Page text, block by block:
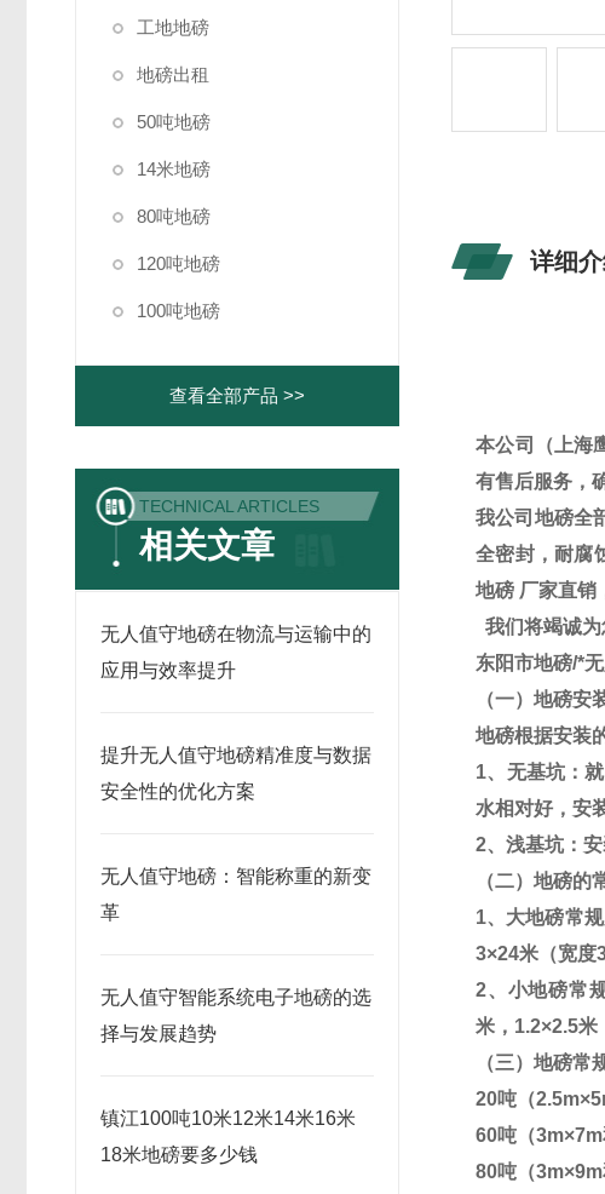
工地地磅
地磅出租
50吨地磅
14米地磅
80吨地磅
120吨地磅
100吨地磅
查看全部产品 >>
TECHNICAL ARTICLES
相关文章
无人值守地磅在物流与运输中的
应用与效率提升
提升无人值守地磅精准度与数据
安全性的优化方案
无人值守地磅：智能称重的新变
革
无人值守智能系统电子地磅的选
择与发展趋势
镇江100吨10米12米14米16米
18米地磅要多少钱
详细
本公司（上海
有售后服务，
我公司地磅全
全密封，耐腐
地磅 厂家直销
我们将竭诚为
东阳市地磅/*
（一）地磅安
地磅根据安装
1、无基坑：
水相对好，安
2、浅基坑：
（二）地磅的
1、大地磅常
3×24米（宽度
2、小地磅常
米， 1.2×2.5米
（三）地磅常
20吨（2.5m×
60吨（3m×7m
80吨（3m×9m